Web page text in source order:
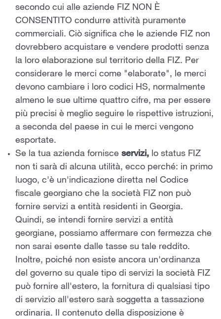
secondo cui alle aziende FIZ NON È
CONSENTITO condurre attività puramente
commerciali. Ciò significa che le aziende FIZ non
dovrebbero acquistare e vendere prodotti senza
la loro elaborazione sul territorio della FIZ. Per
considerare le merci come "elaborate", le merci
devono cambiare i loro codici HS, normalmente
almeno le sue ultime quattro cifre, ma per essere
più precisi è meglio seguire le rispettive istruzioni,
a seconda del paese in cui le merci vengono
esportate.
Se la tua azienda fornisce servizi, lo status FIZ
non ti sarà di alcuna utilità, ecco perché: in primo
luogo, c'è un'indicazione diretta nel Codice
fiscale georgiano che la società FIZ non può
fornire servizi a entità residenti in Georgia.
Quindi, se intendi fornire servizi a entità
georgiane, possiamo affermare con fermezza che
non sarai esente dalle tasse su tale reddito.
Inoltre, poiché non esiste ancora un'ordinanza
del governo su quale tipo di servizi la società FIZ
può fornire all'estero, la fornitura di qualsiasi tipo
di servizio all'estero sarà soggetta a tassazione
ordinaria. Il contenuto della disposizione è